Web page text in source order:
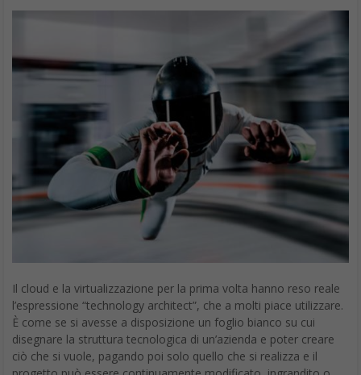
Il cloud e la virtualizzazione per la prima volta hanno reso reale
l’espressione “technology architect”, che a molti piace utilizzare.
È come se si avesse a disposizione un foglio bianco su cui
disegnare la struttura tecnologica di un’azienda e poter creare
ciò che si vuole, pagando poi solo quello che si realizza e il